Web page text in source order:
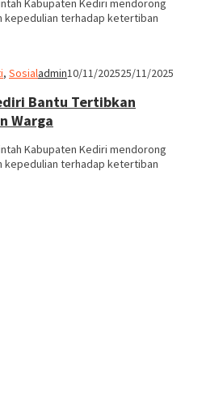
Kabupaten Kediri mendorong
kepedulian terhadap ketertiban
, Sosialadmin10/11/202525/11/2025
Bantu Tertibkan
Warga
Kabupaten Kediri mendorong
kepedulian terhadap ketertiban